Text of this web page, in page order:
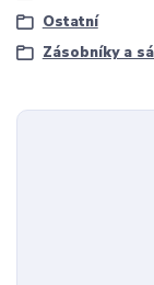
Ostatní
Zásobníky a